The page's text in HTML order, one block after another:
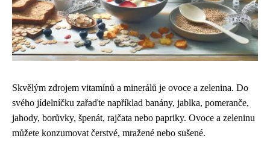
Skvělým zdrojem vitamínů a minerálů je ovoce a zelenina. Do
svého jídelníčku zařaďte například banány, jablka, pomeranče,
jahody, borůvky, špenát, rajčata nebo papriky. Ovoce a zeleninu
můžete konzumovat čerstvé, mražené nebo sušené.